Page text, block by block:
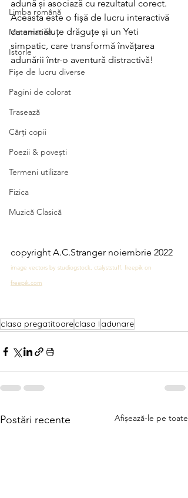
Limba română
Matematică
Istorie
Fișe de lucru diverse
Pagini de colorat
Trasează
Cărți copii
Poezii & povești
Termeni utilizare
Fizica
Muzică Clasică
adună și asociază cu rezultatul corect.
Aceasta este o fișă de lucru interactivă
cu animăluțe drăguțe și un Yeti
simpatic, care transformă învățarea
adunării într-o aventură distractivă!
copyright A.C.Stranger noiembrie 2022
image vectors by studiogstock, ctalyststuff, freepik on
freepik.com
clasa pregatitoareclasa I adunare
Postări recente Afișează-le pe toate